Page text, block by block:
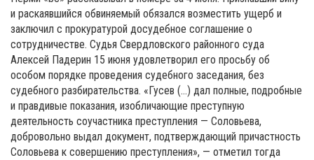
и раскаявшийся обвиняемый обязался возместить ущерб и
заключил с прокуратурой досудебное соглашение о
сотрудничестве. Судья Свердловского районного суда
Алексей Падерин 15 июня удовлетворил его просьбу об
особом порядке проведения судебного заседания, без
судебного разбирательства. «Гусев (…) дал полные, подробные
и правдивые показания, изобличающие преступную
деятельность соучастника преступления — Соловьева,
добровольно выдал документ, подтверждающий причастность
Соловьева к совершению преступления», — отметил тогда